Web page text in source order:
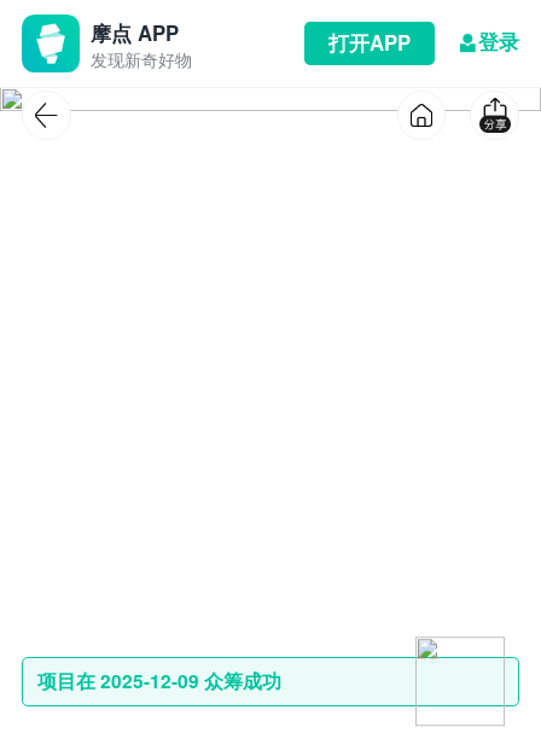
摩点 APP
发现新奇好物
打开APP 登录
项目在 2025-12-09 众筹成功